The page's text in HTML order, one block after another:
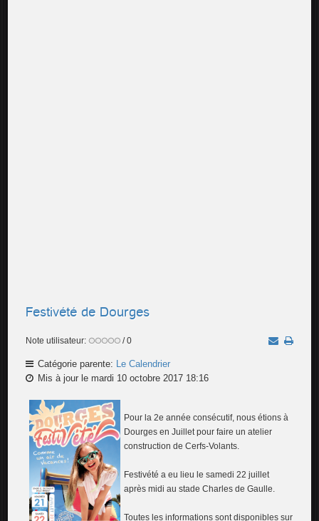
Festivété de Dourges
Note utilisateur: / 0
Catégorie parente: Le Calendrier
Mis à jour le mardi 10 octobre 2017 18:16
Pour la 2e année consécutif, nous étions à
Dourges en Juillet pour faire un atelier
construction de Cerfs-Volants.
Festivété a eu lieu le samedi 22 juillet
après midi au stade Charles de Gaulle.
Toutes les informations sont disponibles sur